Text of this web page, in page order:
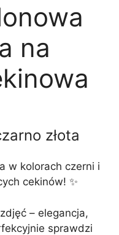
na
złota
w kolorach czerni i
cekinów! ✨
– elegancja,
sprawdzi